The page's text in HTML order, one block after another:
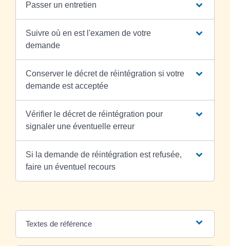
Passer un entretien
Suivre où en est l'examen de votre
demande
Conserver le décret de réintégration si votre
demande est acceptée
Vérifier le décret de réintégration pour
signaler une éventuelle erreur
Si la demande de réintégration est refusée,
faire un éventuel recours
Textes de référence